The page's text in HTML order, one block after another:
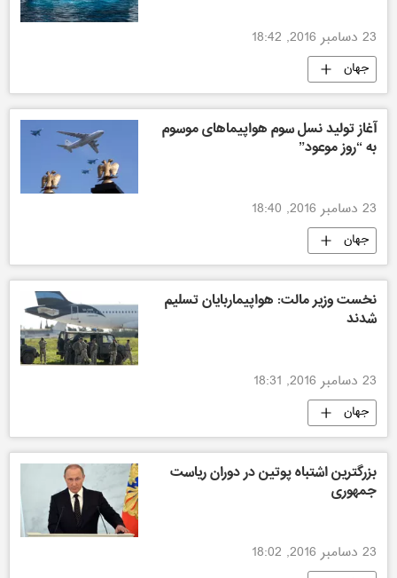
23 دسامبر 2016, 18:42
جهان
آغاز تولید نسل سوم هواپیماهای موسوم
به “روز موعود”
23 دسامبر 2016, 18:40
جهان
نخست وزیر مالت: هواپیماربایان تسلیم
شدند
23 دسامبر 2016, 18:31
جهان
بزرگترین اشتباه پوتین در دوران ریاست
جمهوری
23 دسامبر 2016, 18:02